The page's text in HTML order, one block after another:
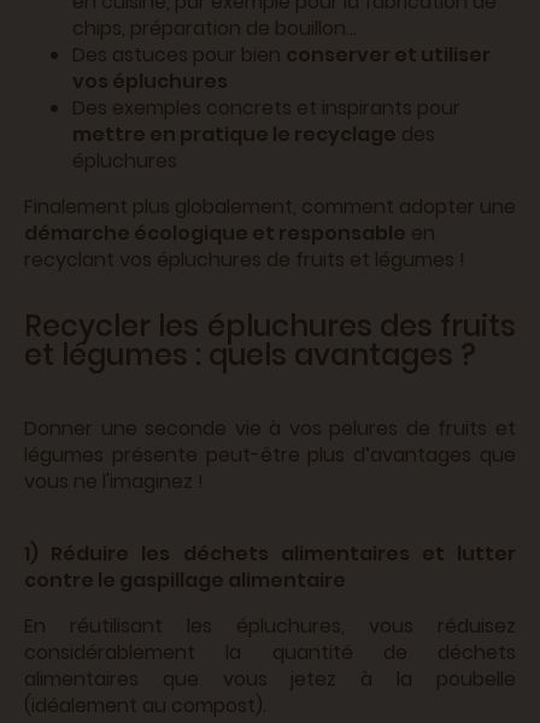
chips, préparation de bouillon...
Des astuces pour bien conserver et utiliser
vos épluchures
Des exemples concrets et inspirants pour
mettre en pratique le recyclage des
épluchures
Finalement plus globalement, comment adopter une
démarche écologique et responsable en
recyclant vos épluchures de fruits et légumes !
Recycler les épluchures des fruits
et légumes : quels avantages ?
Donner une seconde vie à vos pelures de fruits et
légumes présente peut-être plus d’avantages que
vous ne l'imaginez !
1) Réduire les déchets alimentaires et lutter
contre le gaspillage alimentaire
En réutilisant les épluchures, vous réduisez
considérablement la quantité de déchets
alimentaires que vous jetez à la poubelle
(idéalement au compost).